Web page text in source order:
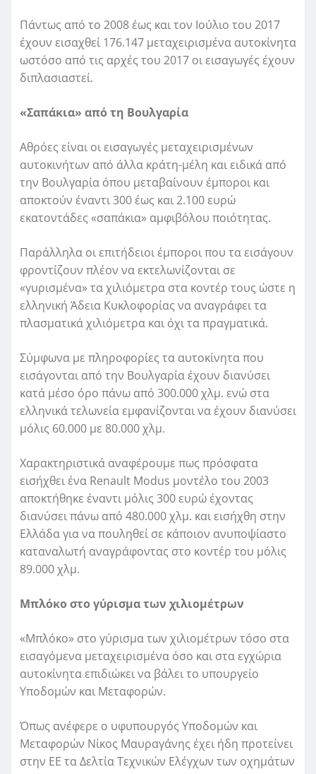
Πάντως από το 2008 έως και τον Ιούλιο του 2017
έχουν εισαχθεί 176.147 μεταχειρισμένα αυτοκίνητα
ωστόσο από τις αρχές του 2017 οι εισαγωγές έχουν
διπλασιαστεί.
«Σαπάκια» από τη Βουλγαρία
Αθρόες είναι οι εισαγωγές μεταχειρισμένων
αυτοκινήτων από άλλα κράτη-μέλη και ειδικά από
την Βουλγαρία όπου μεταβαίνουν έμποροι και
αποκτούν έναντι 300 έως και 2.100 ευρώ
εκατοντάδες «σαπάκια» αμφιβόλου ποιότητας.
Παράλληλα οι επιτήδειοι έμποροι που τα εισάγουν
φροντίζουν πλέον να εκτελωνίζονται σε
«γυρισμένα» τα χιλιόμετρα στα κοντέρ τους ώστε η
ελληνική Άδεια Κυκλοφορίας να αναγράφει τα
πλασματικά χιλιόμετρα και όχι τα πραγματικά.
Σύμφωνα με πληροφορίες τα αυτοκίνητα που
εισάγονται από την Βουλγαρία έχουν διανύσει
κατά μέσο όρο πάνω από 300.000 χλμ. ενώ στα
ελληνικά τελωνεία εμφανίζονται να έχουν διανύσει
μόλις 60.000 με 80.000 χλμ.
Χαρακτηριστικά αναφέρουμε πως πρόσφατα
εισήχθει ένα Renault Modus μοντέλο του 2003
αποκτήθηκε έναντι μόλις 300 ευρώ έχοντας
διανύσει πάνω από 480.000 χλμ. και εισήχθη στην
Ελλάδα για να πουληθεί σε κάποιον ανυποψίαστο
καταναλωτή αναγράφοντας στο κοντέρ του μόλις
89.000 χλμ.
Μπλόκο στο γύρισμα των χιλιομέτρων
«Μπλόκο» στο γύρισμα των χιλιομέτρων τόσο στα
εισαγόμενα μεταχειρισμένα όσο και στα εγχώρια
αυτοκίνητα επιδιώκει να βάλει το υπουργείο
Υποδομών και Μεταφορών.
Όπως ανέφερε ο υφυπουργός Υποδομών και
Μεταφορών Νίκος Μαυραγάνης έχει ήδη προτείνει
στην ΕΕ τα Δελτία Τεχνικών Ελέγχων των οχημάτων